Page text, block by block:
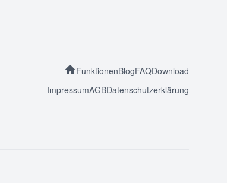
FunktionenBlogFAQDownload
ImpressumAGBDatenschutzerklärung